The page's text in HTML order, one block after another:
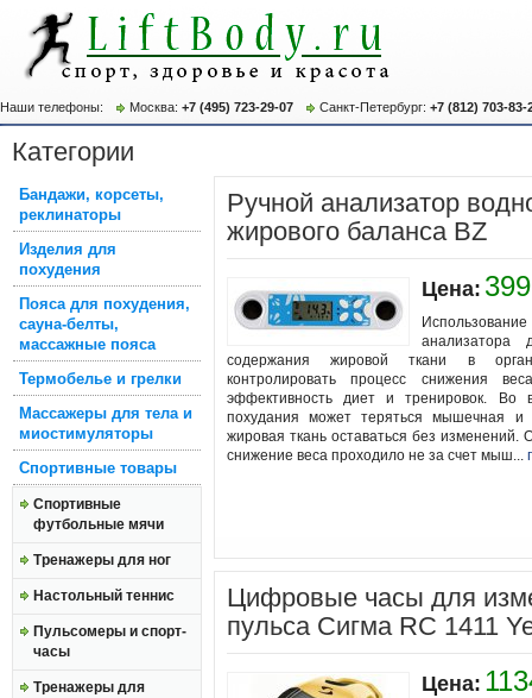
Наши телефоны: Москва: +7 (495) 723-29-07 Санкт-Петербург: +7 (812) 703-83-
Категории
Бандажи, корсеты,
реклинаторы
Изделия для
похудения
Пояса для похудения,
сауна-белты,
массажные пояса
Термобелье и грелки
Массажеры для тела и
миостимуляторы
Спортивные товары
Спортивные
футбольные мячи
Тренажеры для ног
Настольный теннис
Пульсомеры и спорт-
часы
Тренажеры для
Ручной анализатор
жирового баланса BZ
Цена: 399
анализатора
содержания жировой ткани в
контролировать процесс снижения
эффективность диет и тренировок. Во
похудания может теряться мышечная и
жировая ткань оставаться без изменений.
снижение веса проходило не за счет мыш...
Цифровые часы для
пульса Сигма RC 1411
Цена: